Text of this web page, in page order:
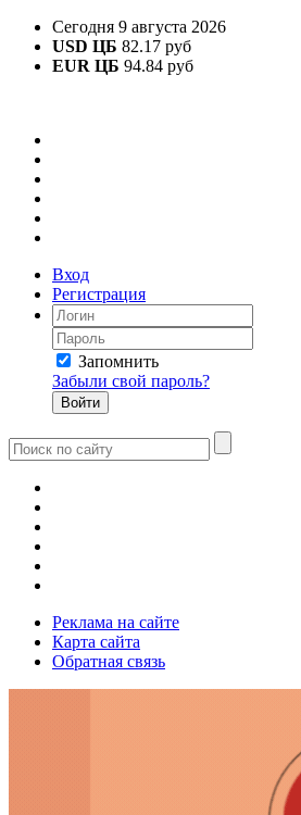
Сегодня 9 августа 2026
USD ЦБ 82.17 руб
EUR ЦБ 94.84 руб
Вход
Регистрация
Запомнить
Забыли свой пароль?
Реклама на сайте
Карта сайта
Обратная связь